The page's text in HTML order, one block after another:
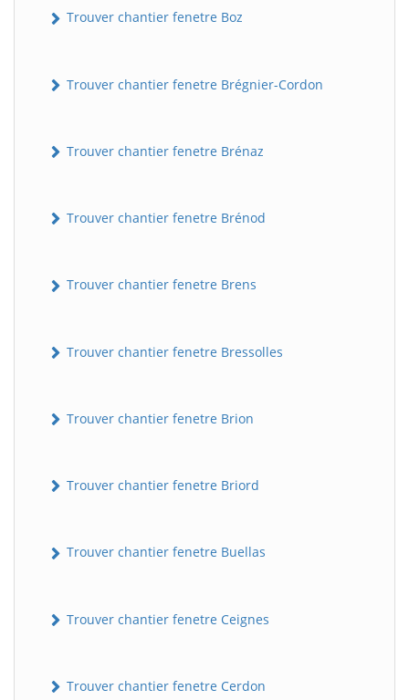
Trouver chantier fenetre Boz
Trouver chantier fenetre Brégnier-Cordon
Trouver chantier fenetre Brénaz
Trouver chantier fenetre Brénod
Trouver chantier fenetre Brens
Trouver chantier fenetre Bressolles
Trouver chantier fenetre Brion
Trouver chantier fenetre Briord
Trouver chantier fenetre Buellas
Trouver chantier fenetre Ceignes
Trouver chantier fenetre Cerdon